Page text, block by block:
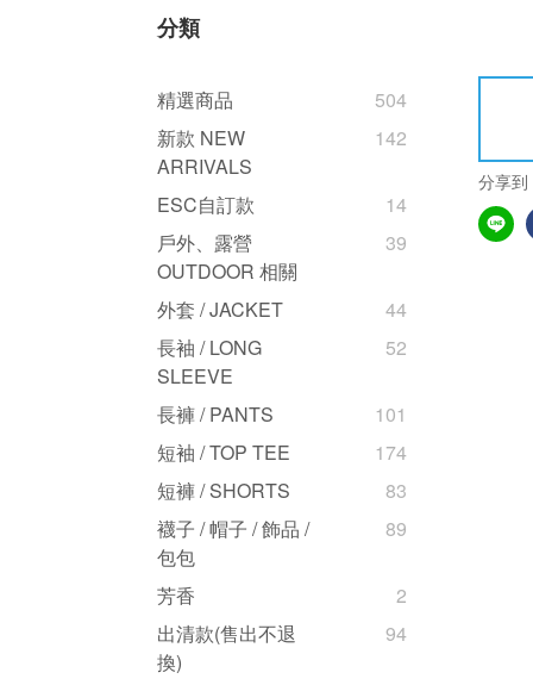
分類
精選商品
504
新款 NEW
ARRIVALS
142
ESC自訂款
14
戶外、露營
OUTDOOR 相關
39
外套 / JACKET
44
長袖 / LONG
SLEEVE
52
長褲 / PANTS
101
短袖 / TOP TEE
174
短褲 / SHORTS
83
襪子 / 帽子 / 飾品 /
包包
89
芳香
2
出清款(售出不退
換)
94
分享到